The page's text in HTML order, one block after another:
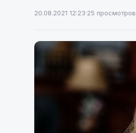
20.08.2021 12:23·25 просмотров